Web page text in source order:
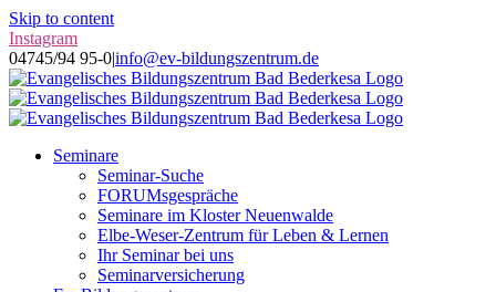
Skip to content
Instagram
04745/94 95-0|info@ev-bildungszentrum.de
Seminare
Seminar-Suche
FORUMsgespräche
Seminare im Kloster Neuenwalde
Elbe-Weser-Zentrum für Leben & Lernen
Ihr Seminar bei uns
Seminarversicherung